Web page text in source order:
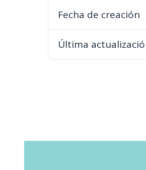
Fecha de creación
Última